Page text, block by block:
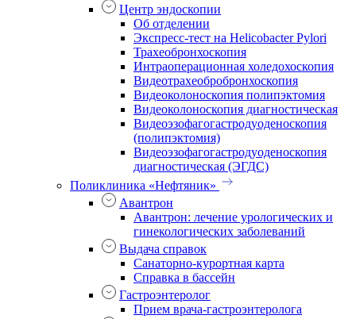
Центр эндоскопии
Об отделении
Экспресс-тест на Helicobacter Pylori
Трахеобронхоскопия
Интраоперационная холедохоскопия
Видеотрахеобробронхоскопия
Видеоколоноскопия полипэктомия
Видеоколоноскопия диагностическая
Видеоэзофагогастродуоденоскопия
(полипэктомия)
Видеоэзофагогастродуоденоскопия
диагностическая (ЭГДС)
Поликлиника «Нефтяник»
Авантрон
Авантрон: лечение урологических и
гинекологических заболеваний
Выдача справок
Санаторно-курортная карта
Справка в бассейн
Гастроэнтеролог
Прием врача-гастроэнтеролога